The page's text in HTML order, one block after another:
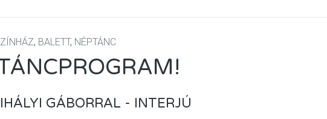
, BALETT, NÉPTÁNC
GÁBORRAL - INTERJÚ